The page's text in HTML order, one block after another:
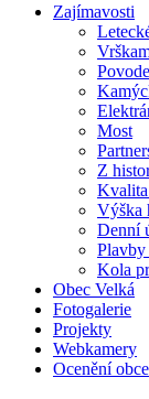
Zajímavosti
Most
Z
Výška
Denní
Plavby
Kola
Obec Velká
Fotogalerie
Projekty
Webkamery
Ocenění obce